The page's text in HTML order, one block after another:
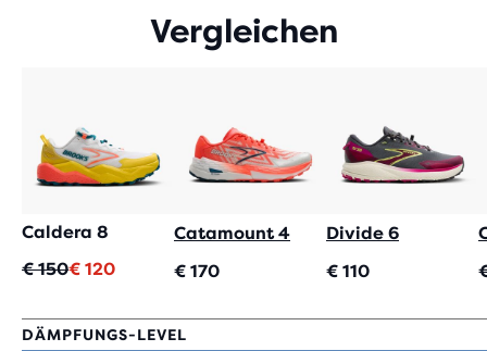
Vergleichen
Caldera 8
Ursprünglicher
€ 150
Aktueller
€ 120
Catamount 4
€ 170
Divide 6
€ 110
DÄMPFUNGS-LEVEL